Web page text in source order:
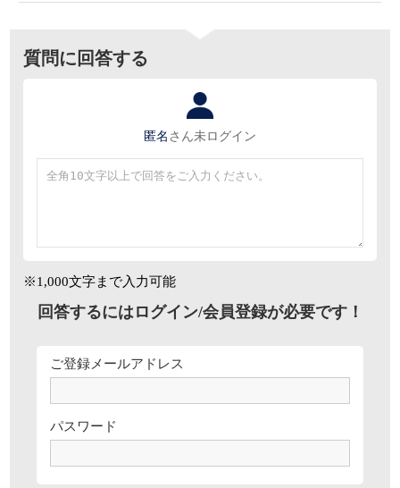
質問に回答する
匿名 さん未ログイン
※1,000文字まで入力可能
回答するにはログイン/会員登録が必要です！
ご登録メールアドレス
パスワード